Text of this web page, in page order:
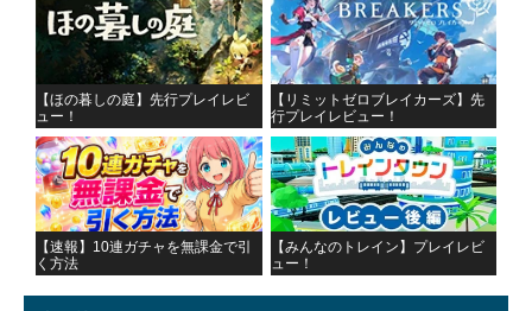
【ほの暮しの庭】先行プレイレビ
ュー！
【リミットゼロブレイカーズ】先
行プレイレビュー！
【速報】10連ガチャを無課金で引
く方法
【みんなのトレイン】プレイレビ
ュー！